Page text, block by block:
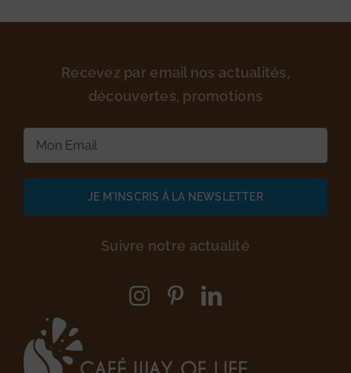
Recevez par email nos actualités,
découvertes, promotions
Suivre notre actualité